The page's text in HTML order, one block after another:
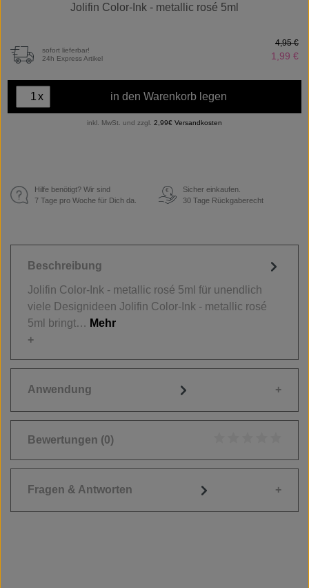
Jolifin Color-Ink - metallic rosé 5ml
sofort lieferbar!
24h Express Artikel
1,99 €
4,95 €
x in den Warenkorb legen
inkl. MwSt. und zzgl. 2,99€ Versandkosten
Hilfe benötigt? Wir sind
7 Tage pro Woche für Dich da.
€
Sicher einkaufen.
30 Tage Rückgaberecht
Beschreibung
Jolifin Color-Ink - metallic rosé 5ml für unendlich
viele Designideen Jolifin Color-Ink - metallic rosé
5ml bringt… Mehr
Anwendung
Bewertungen (0)
Fragen & Antworten